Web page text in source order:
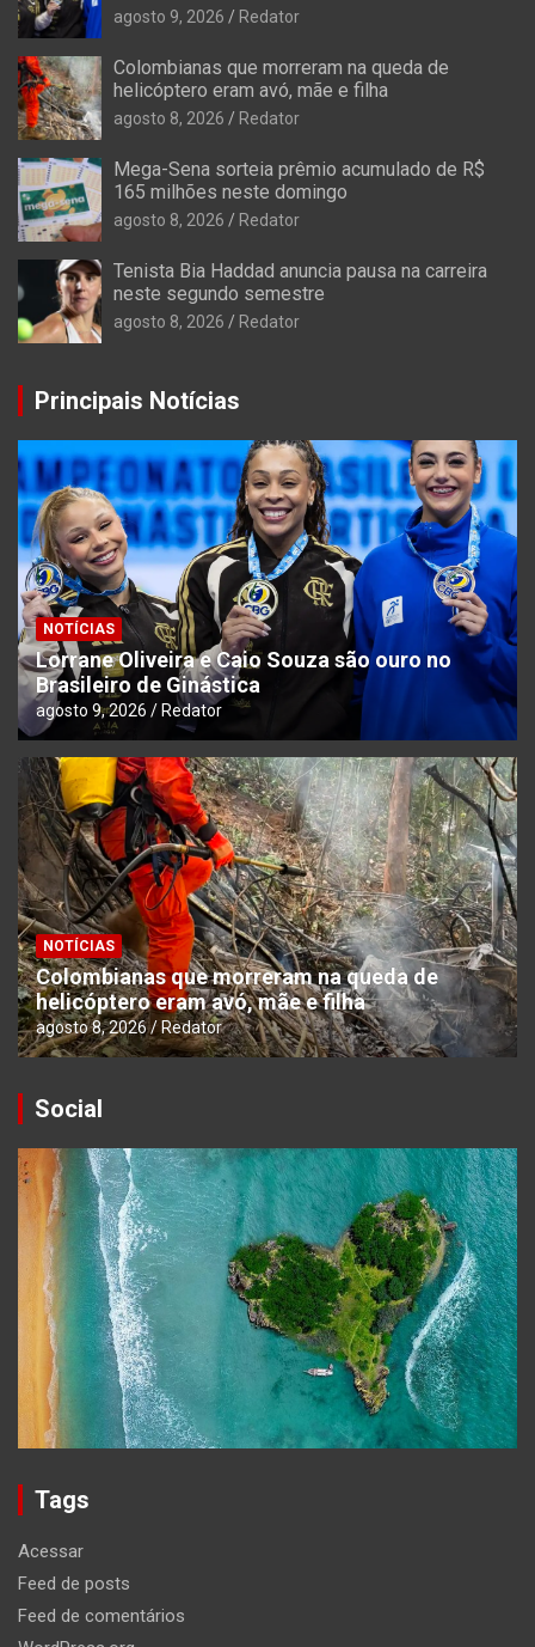
agosto 9, 2026 Redator
Colombianas que morreram na queda de
helicóptero eram avó, mãe e filha
agosto 8, 2026 Redator
Mega-Sena sorteia prêmio acumulado de R$
165 milhões neste domingo
agosto 8, 2026 Redator
Tenista Bia Haddad anuncia pausa na carreira
neste segundo semestre
agosto 8, 2026 Redator
Principais Notícias
NOTÍCIAS
Lorrane Oliveira e Caio Souza são ouro no
Brasileiro de Ginástica
agosto 9, 2026 Redator
NOTÍCIAS
Colombianas que morreram na queda de
helicóptero eram avó, mãe e filha
agosto 8, 2026 Redator
Social
Tags
Acessar
Feed de posts
Feed de comentários